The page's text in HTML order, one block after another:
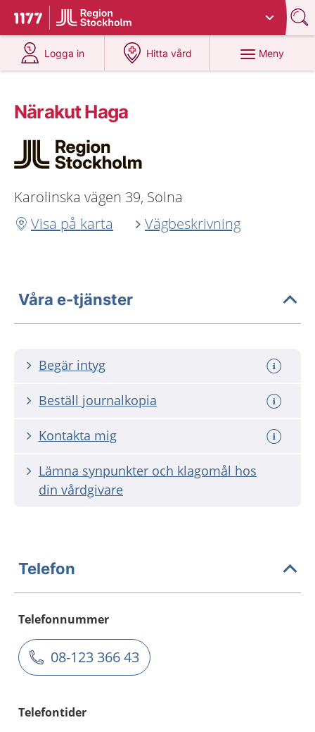
Till startsidan för 1177
Du har valt region
Logga in
på 1177.se
Hitta vård
på 1177.se
Meny
Närakut Haga
Karolinska vägen 39, Solna
Visa på karta
Vägbeskrivning
Våra e-tjänster
Begär intyg
Beställ journalkopia
Kontakta mig
Lämna synpunkter och klagomål hos
din vårdgivare
Telefon
Telefonnummer
08-123 366 43
Telefontider